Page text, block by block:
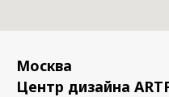
Москва
Центр дизайна